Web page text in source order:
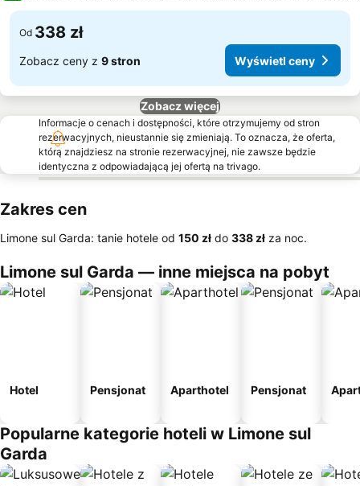
Od 338 zł
Zobacz ceny z 9 stron Wyświetl ceny
Zobacz więcej
Informacje o cenach i dostępności, które otrzymujemy od stron
rezerwacyjnych, nieustannie się zmieniają. To oznacza, że oferta,
którą znajdziesz na stronie rezerwacyjnej, nie zawsze będzie
identyczna z odpowiadającą jej ofertą na trivago.
Zakres cen
Limone sul Garda: tanie hotele od ‎150 zł do ‎338 zł za noc.
Limone sul Garda — inne miejsca na pobyt
Hotel Pensjonat Aparthotel Pensjonat
Popularne kategorie hoteli w Limone sul
Garda